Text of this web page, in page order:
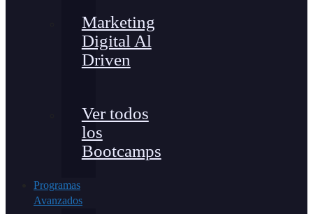
Marketing
Digital Al
Driven
Ver todos
los
Bootcamps
Programas
Avanzados